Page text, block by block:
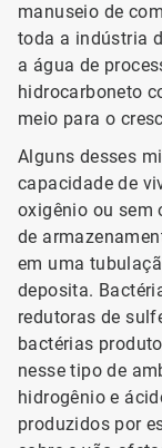
manuseio de
toda a indústria
a água de
hidrocarboneto
meio para o
Alguns desses
capacidade de
oxigênio ou sem
de
em uma
deposita.
redutoras de
bactérias
nesse tipo de
hidrogênio e
produzidos por